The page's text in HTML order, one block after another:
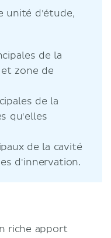
unité d'étude,
de la
zone de
de la
qu'elles
de la cavité
d'innervation.
riche apport